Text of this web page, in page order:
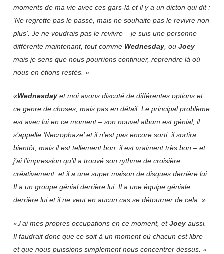
moments de ma vie avec ces gars-là et il y a un dicton qui dit :
‘Ne regrette pas le passé, mais ne souhaite pas le revivre non
plus’. Je ne voudrais pas le revivre – je suis une personne
différente maintenant, tout comme Wednesday, ou Joey–
mais je sens que nous pourrions continuer, reprendre là où
nous en étions restés. »
«Wednesdayet moi avons discuté de différentes options et
ce genre de choses, mais pas en détail. Le principal problème
est avec lui en ce moment – son nouvel album est génial, il
s’appelle ‘Necrophaze’ et il n’est pas encore sorti, il sortira
bientôt, mais il est tellement bon, il est vraiment très bon – et
j’ai l’impression qu’il a trouvé son rythme de croisière
créativement, et il a une super maison de disques derrière lui.
Il a un groupe génial derrière lui. Il a une équipe géniale
derrière lui et il ne veut en aucun cas se détourner de cela. »
«J’ai mes propres occupations en ce moment, etJoeyaussi.
Il faudrait donc que ce soit à un moment où chacun est libre
et que nous puissions simplement nous concentrer dessus. »